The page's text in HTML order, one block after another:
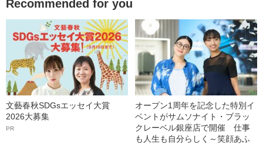
Recommended for you
文藝春秋SDGsエッセイ大賞
2026大募集
PR
オープン1周年を記念した特別イ
ベントがサムソナイト・ブラッ
クレーベル銀座店で開催 仕事
も人生も自分らしく～笑顔あふ